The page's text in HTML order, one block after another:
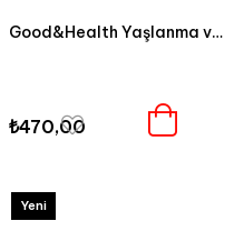
Good&Health Yaşlanma ve Kırışıklık Karşıtı Onarıcı Retinol Serum 30 ml
₺470,00
Yeni